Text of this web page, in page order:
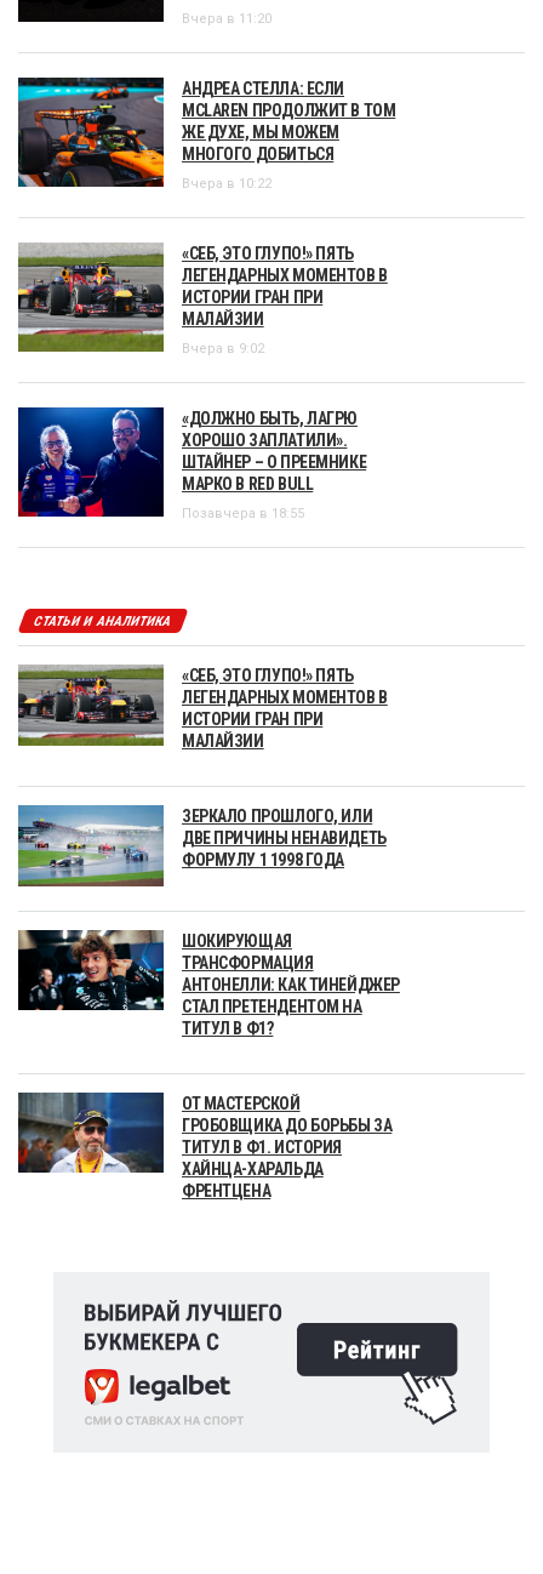
Вчера в 11:20
АНДРЕА СТЕЛЛА: ЕСЛИ
MCLAREN ПРОДОЛЖИТ В ТОМ
ЖЕ ДУХЕ, МЫ МОЖЕМ
МНОГОГО ДОБИТЬСЯ
Вчера в 10:22
«СЕБ, ЭТО ГЛУПО!» ПЯТЬ
ЛЕГЕНДАРНЫХ МОМЕНТОВ В
ИСТОРИИ ГРАН ПРИ
МАЛАЙЗИИ
Вчера в 9:02
«ДОЛЖНО БЫТЬ, ЛАГРЮ
ХОРОШО ЗАПЛАТИЛИ».
ШТАЙНЕР – О ПРЕЕМНИКЕ
МАРКО В RED BULL
Позавчера в 18:55
СТАТЬИ И АНАЛИТИКА
«СЕБ, ЭТО ГЛУПО!» ПЯТЬ
ЛЕГЕНДАРНЫХ МОМЕНТОВ В
ИСТОРИИ ГРАН ПРИ
МАЛАЙЗИИ
ЗЕРКАЛО ПРОШЛОГО, ИЛИ
ДВЕ ПРИЧИНЫ НЕНАВИДЕТЬ
ФОРМУЛУ 1 1998 ГОДА
ШОКИРУЮЩАЯ
ТРАНСФОРМАЦИЯ
АНТОНЕЛЛИ: КАК ТИНЕЙДЖЕР
СТАЛ ПРЕТЕНДЕНТОМ НА
ТИТУЛ В Ф1?
ОТ МАСТЕРСКОЙ
ГРОБОВЩИКА ДО БОРЬБЫ ЗА
ТИТУЛ В Ф1. ИСТОРИЯ
ХАЙНЦА-ХАРАЛЬДА
ФРЕНТЦЕНА